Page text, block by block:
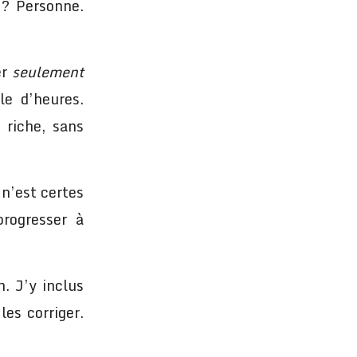
Personne.
seulement
d’heures.
sans
certes
à
J’y inclus
corriger.